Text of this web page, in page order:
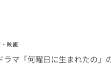
・映画
マ「何曜日に生まれたの」